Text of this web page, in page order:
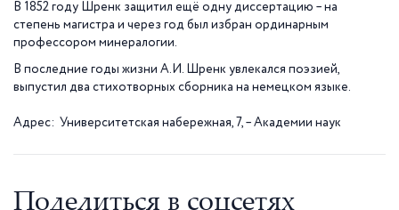
В 1852 году Шренк защитил ещё одну диссертацию – на
степень магистра и через год был избран ординарным
профессором минералогии.
В последние годы жизни А.И. Шренк увлекался поэзией,
выпустил два стихотворных сборника на немецком языке.
Адрес: Университетская набережная, 7, – Академии наук
Поделиться в соцсетях